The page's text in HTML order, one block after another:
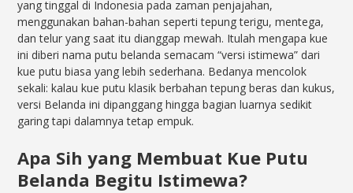
yang tinggal di Indonesia pada zaman penjajahan,
menggunakan bahan-bahan seperti tepung terigu, mentega,
dan telur yang saat itu dianggap mewah. Itulah mengapa kue
ini diberi nama putu belanda semacam “versi istimewa” dari
kue putu biasa yang lebih sederhana. Bedanya mencolok
sekali: kalau kue putu klasik berbahan tepung beras dan kukus,
versi Belanda ini dipanggang hingga bagian luarnya sedikit
garing tapi dalamnya tetap empuk.
Apa Sih yang Membuat Kue Putu
Belanda Begitu Istimewa?